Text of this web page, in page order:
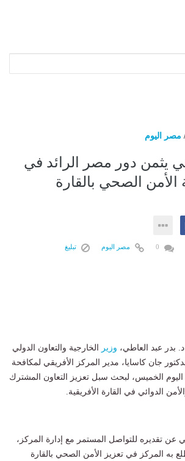
مصر اليوم
يثمن دور مصر الرائد في
الصحي بالقارة
مصر اليوم تبليغ
بدر عبد العاطي، وزير
الخارجية والتعاون الدولي
جان كاسايا، مدير المركز الأفريقي لمكافحة
اليوم الخميس، لبحث سبل تعزيز التعاون المشترك
الدوائي في القارة الأفريقية.
عن تقديره للتواصل المستمر مع إدارة المركز،
به المركز في تعزيز الأمن الصحي بالقارة